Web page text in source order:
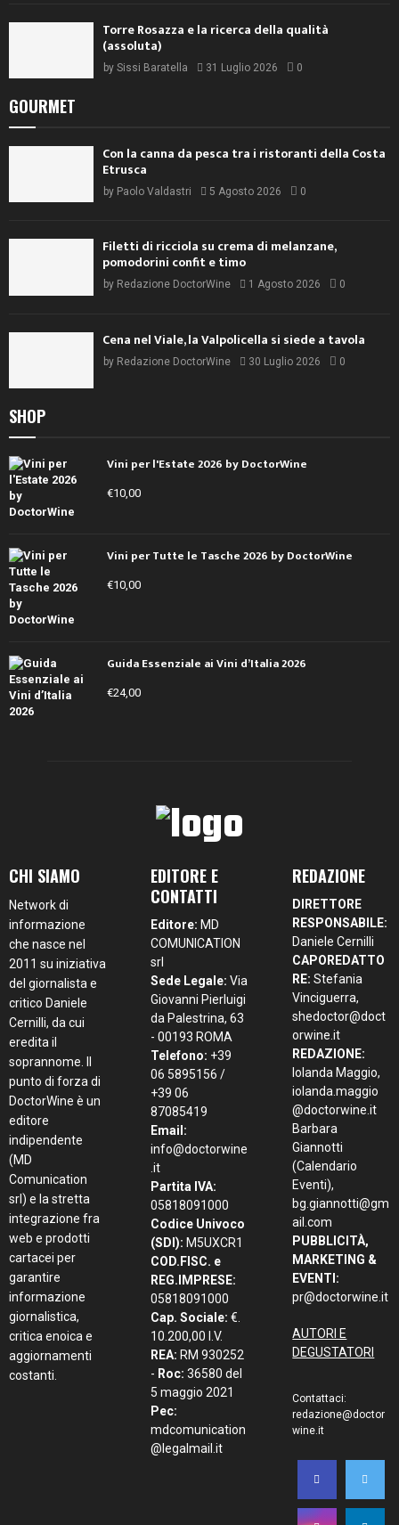
Torre Rosazza e la ricerca della qualità
(assoluta)
by Sissi Baratella 31 Luglio 2026 0
GOURMET
Con la canna da pesca tra i ristoranti della Costa
Etrusca
by Paolo Valdastri 5 Agosto 2026 0
Filetti di ricciola su crema di melanzane,
pomodorini confit e timo
by Redazione DoctorWine 1 Agosto 2026 0
Cena nel Viale, la Valpolicella si siede a tavola
by Redazione DoctorWine 30 Luglio 2026 0
SHOP
Vini per l'Estate 2026 by DoctorWine
€10,00
Vini per Tutte le Tasche 2026 by DoctorWine
€10,00
Guida Essenziale ai Vini d’Italia 2026
€24,00
CHI SIAMO
Network di
informazione
che nasce nel
2011 su iniziativa
del giornalista e
critico Daniele
Cernilli, da cui
eredita il
soprannome. Il
punto di forza di
DoctorWine è un
editore
indipendente
(MD
Comunication
srl) e la stretta
integrazione fra
web e prodotti
cartacei per
garantire
informazione
giornalistica,
critica enoica e
aggiornamenti
costanti.
EDITORE E
CONTATTI
Editore: MD
COMUNICATION
srl
Sede Legale: Via
Giovanni Pierluigi
da Palestrina, 63
- 00193 ROMA
Telefono: +39
06 5895156 /
+39 06
87085419
Email:
info@doctorwine
.it
Partita IVA:
05818091000
Codice Univoco
(SDI): M5UXCR1
COD.FISC. e
REG.IMPRESE:
05818091000
Cap. Sociale: €.
10.200,00 I.V.
REA: RM 930252
- Roc: 36580 del
5 maggio 2021
Pec:
mdcomunication
@legalmail.it
REDAZIONE
DIRETTORE
RESPONSABILE:
Daniele Cernilli
CAPOREDATTO
RE: Stefania
Vinciguerra,
shedoctor@doct
orwine.it
REDAZIONE:
Iolanda Maggio,
iolanda.maggio
@doctorwine.it
Barbara
Giannotti
(Calendario
Eventi),
bg.giannotti@gm
ail.com
PUBBLICITÀ,
MARKETING &
EVENTI:
pr@doctorwine.it
AUTORI E
DEGUSTATORI
Contattaci:
redazione@doctor
wine.it